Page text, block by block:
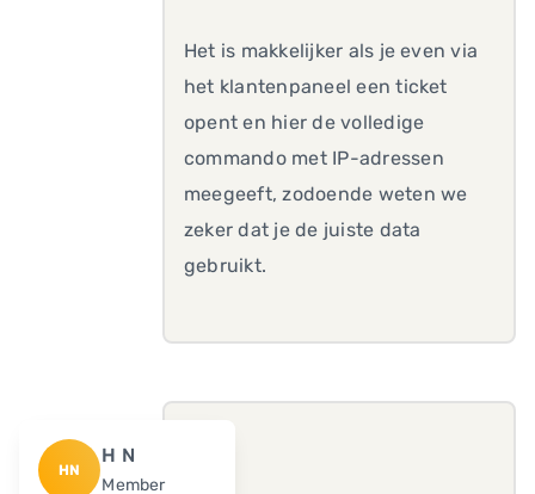
Het is makkelijker als je even via
het klantenpaneel een ticket
opent en hier de volledige
commando met IP-adressen
meegeeft, zodoende weten we
zeker dat je de juiste data
gebruikt.
HN
H N
Member